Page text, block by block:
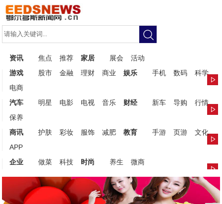
资讯 焦点 推荐 家居 展会
活动
游戏
股市 金融 理财 商业 娱乐 手机 数码
科学
电商
汽车
明星 电影 电视 音乐 财经 新车 导购
行情
保养
商讯
护肤 彩妆 服饰 减肥 教育 手游 页游
文化
APP
企业
做菜 科技 时尚 养生 微商